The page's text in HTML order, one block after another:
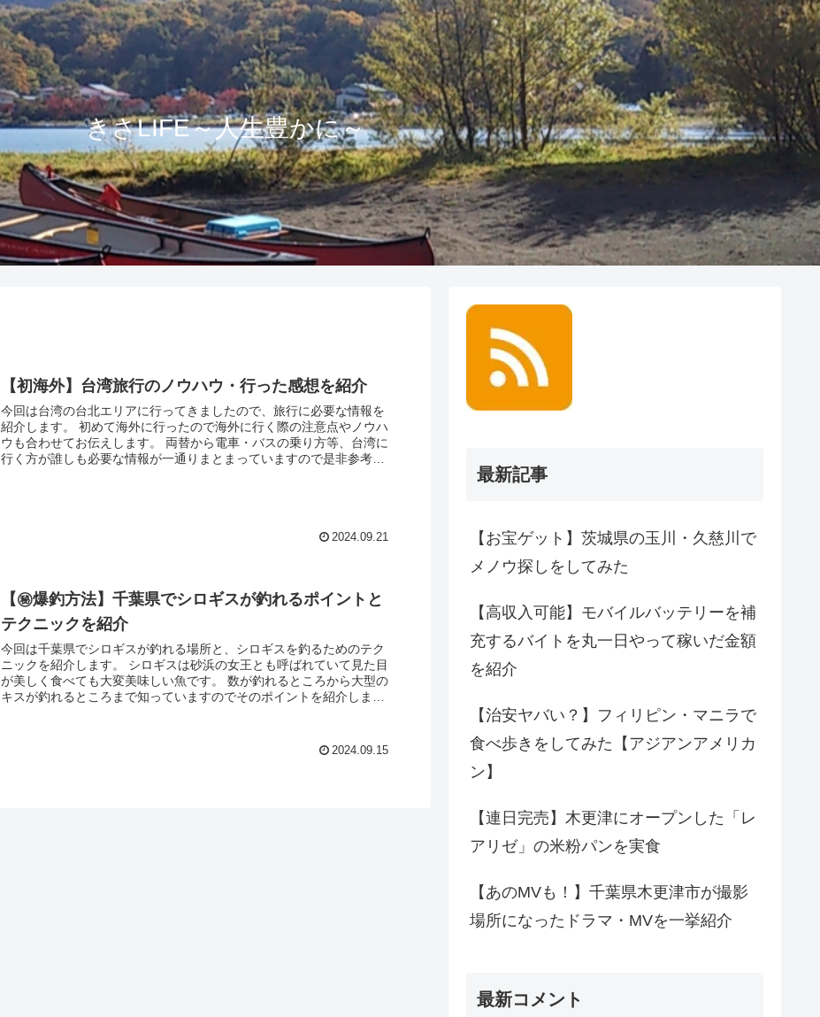
きさLIFE～人生豊かに～
【初海外】台湾旅行のノウハウ・行った感想を紹介
今回は台湾の台北エリアに行ってきましたので、旅行に必要な情報を
紹介します。 初めて海外に行ったので海外に行く際の注意点やノウハ
ウも合わせてお伝えします。 両替から電車・バスの乗り方等、台湾に
行く方が誰しも必要な情報が一通りまとまっていますので是非参考に
2024.09.21
【㊙爆釣方法】千葉県でシロギスが釣れるポイントと
テクニックを紹介
今回は千葉県でシロギスが釣れる場所と、シロギスを釣るためのテク
ニックを紹介します。 シロギスは砂浜の女王とも呼ばれていて見た目
が美しく食べても大変美味しい魚です。 数が釣れるところから大型の
キスが釣れるところまで知っていますのでそのポイントを紹介しま
2024.09.15
最新記事
【お宝ゲット】茨城県の玉川・久慈川で
メノウ探しをしてみた
【高収入可能】モバイルバッテリーを補
充するバイトを丸一日やって稼いだ金額
を紹介
【治安ヤバい？】フィリピン・マニラで
食べ歩きをしてみた【アジアンアメリカ
ン】
【連日完売】木更津にオープンした「レ
アリゼ」の米粉パンを実食
【あのMVも！】千葉県木更津市が撮影
場所になったドラマ・MVを一挙紹介
最新コメント